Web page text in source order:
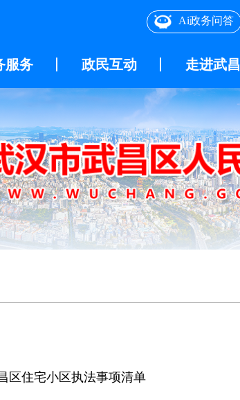
Ai政务问答
服务 政民互动 走进武昌
区住宅小区执法事项清单